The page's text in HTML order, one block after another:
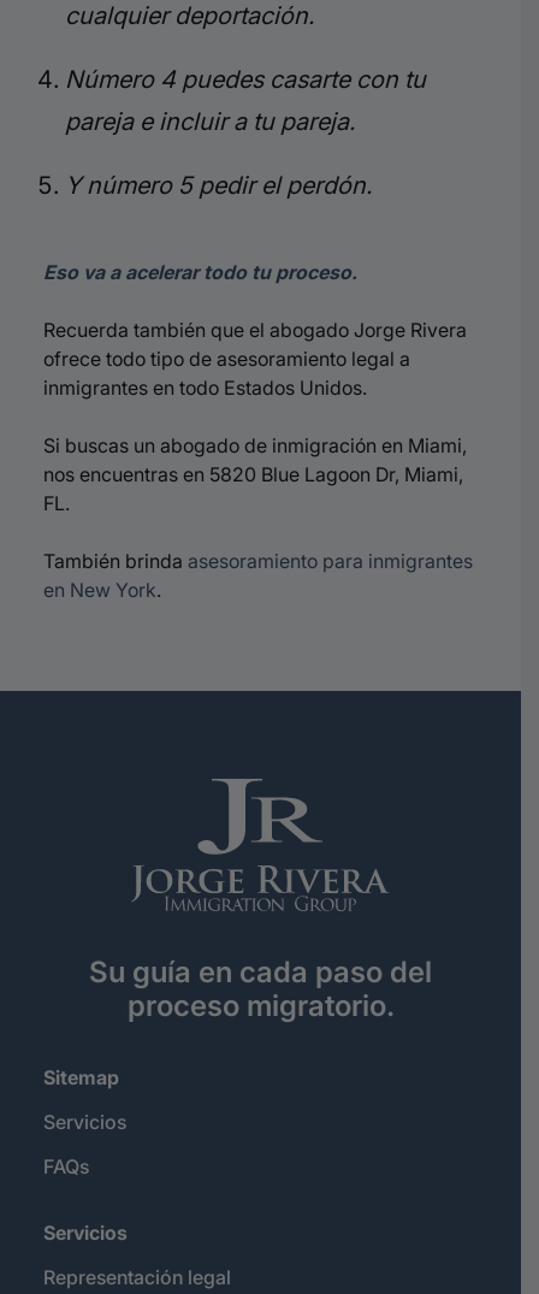
cualquier deportación.
Número 4 puedes casarte con tu
pareja e incluir a tu pareja.
Y número 5 pedir el perdón.
Eso va a acelerar todo tu proceso.
Recuerda también que el abogado Jorge Rivera
ofrece todo tipo de asesoramiento legal a
inmigrantes en todo Estados Unidos.
Si buscas un abogado de inmigración en Miami,
nos encuentras en 5820 Blue Lagoon Dr, Miami,
FL.
También brinda asesoramiento para inmigrantes
en New York.
Su guía en cada paso del
proceso migratorio.
Sitemap
Servicios
FAQs
Servicios
Representación legal